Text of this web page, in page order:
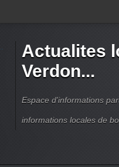
Actualites
Verdon...
Espace d'informations
informations locales de